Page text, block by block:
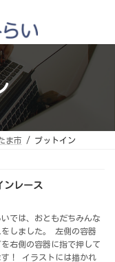
ま市 プットイン
ンレース
いでは、おともだちみんな
しました。 左側の容器
右側の容器に指で押して
す！ イラストには描かれ